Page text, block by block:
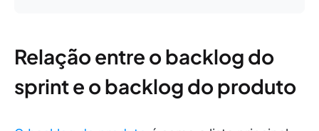
Relação entre o backlog do
sprint e o backlog do produto